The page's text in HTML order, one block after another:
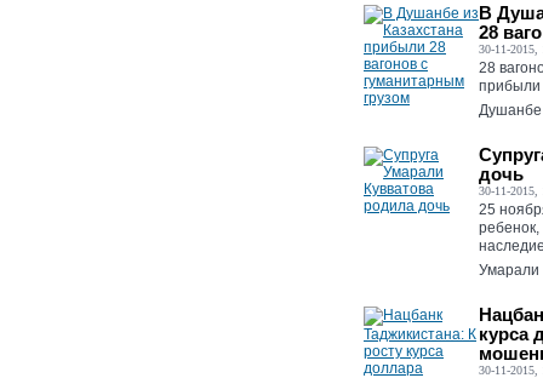
В
28
30-11-2015,
28
прибыли
дочь
30-11-2015,
25
Умарали
курса
30-11-2015,